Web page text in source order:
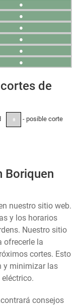
●
●
●
●
●
●
de
± - posible corte
Boriquen
nuestro sitio web.
y los horarios
Nuestro sitio
ofrecerle la
cortes. Esto
y minimizar las
consejos